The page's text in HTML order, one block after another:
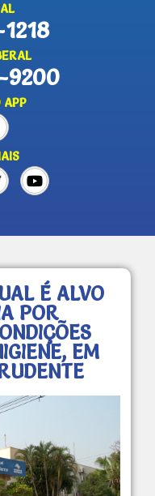
9200
APP
É ALVO
POR
EM